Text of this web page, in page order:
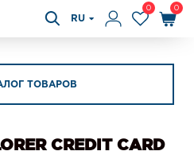
RU
0 0
ТОВАРОВ
CREDIT CARD